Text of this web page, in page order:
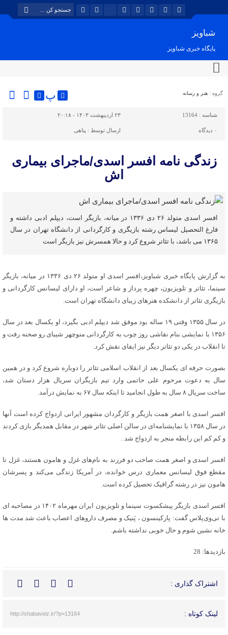
شباویز
پایگاه خبری شباویز
گروه : هنر و رسانه پ
شناسه : 13164 ۲۳ اردیبهشت ۱۴۰۳ - ۲۰:۱۸
۰ دیدگاه ارسال توسط : پناهی
زندگی نامه افسر اسدی/ماجرای بیماری
اش
افسر اسدی متولد ۲۶ دی ۱۳۳۶ در میانه، بازیگر است، دیپلم ادبی داشته و
فارغ التحصیل لیساس رشته بازیگری و کارگردانی از دانشگاه تهران در سال
۱۳۶۵ می باشد، با تئاتر شروع کرد و حالا همسرش نیز بازیگر است
به گزارش پایگاه خبری شباویز،افسر اسدی او متولد ۲۶ دی ۱۳۳۶ در میانه، بازیگر
سینما، تئاتر و تلویزیون، چهره پرداز و شاعر است، او دارای لیسانس کارگردانی و
بازیگری تئاتر از دانشکده هنرهای زیبای دانشگاه تهران است.
در سال ۱۳۵۵ وقتی ۱۹ ساله بود موفق شد دیپلم ادبی بگیرد، او یکسال بعد در سال
۱۳۵۶ با نمایشی بنام نقاشی روز چوب به کارگردانی منوچهر شیبای رو صحنه رفت و
تا انقلاب در یکی دو تئاتر دیگر نیز ایفای نقش کرد.
بصورت حرفه ای یکسال بعد از انقلاب اسلامی تئاتر را دوباره شروع کرد و در همین
سال به دعوت مرحوم علی حاتمی وارد تیم بازیگران سریال هزار دستان شد،
ساخت سریال ۸ سال به طول انجامید تا اینکه سال ۶۷ به نمایش درآمد.
افسر اسدی با اصغر همت بازیگر و کارگردان مشهور ایرانی ازدواج کرده است آنها
در سال ۱۳۵۸ با نمایشنامه‌ای در سالن اصلی تئاتر شهر در مقابل همدیگر بازی کردند
و کم کم این رابطه منجر به ازدواج شد .
افسر اسدی و اصغر همت صاحب دو فرزند به نام‌های غزل و هامون هستند، غزل تا
مقطع فوق لیسانس معماری درس خوانده، در آمریکا زندگی می‌کند و پسرشان
هامون نیز در رشته گرافیک تحصیل کرده است.
افسر اسدی بازیگر پیشکسوت سینما و تلویزیون ایران مهرماه ۱۴۰۲ در مصاحبه ای
با تی‌وی‌پلاس گفت: پارکینسون ، پَنیک و مصرف داروهای اعصاب باعث شد مدت ها
خانه نشین شوم و حال خوبی نداشته باشم.
بازدیدها: 28
اشتراک گذاری :
لینک کوتاه : http://shabaveiz.ir/?p=13164